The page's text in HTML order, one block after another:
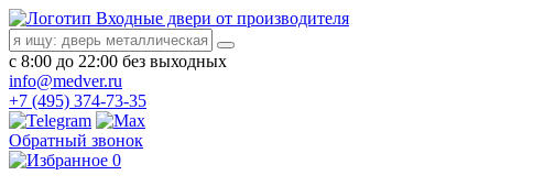
Входные двери от производителя
с 8:00 до 22:00 без выходных
info@medver.ru
+7 (495) 374-73-35
Обратный звонок
0